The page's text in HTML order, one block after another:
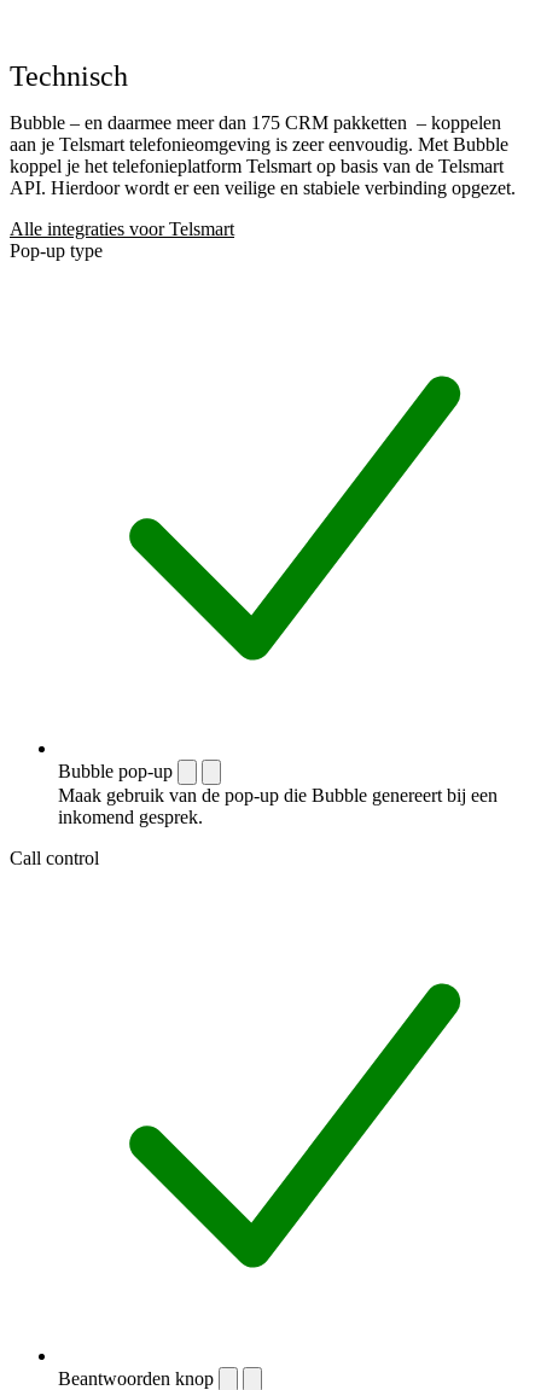
Technisch
Bubble – en daarmee meer dan 175 CRM pakketten – koppelen
aan je Telsmart telefonieomgeving is zeer eenvoudig. Met Bubble
koppel je het telefonieplatform Telsmart op basis van de Telsmart
API. Hierdoor wordt er een veilige en stabiele verbinding opgezet.
Alle integraties voor Telsmart
Pop-up type
Bubble pop-up
Maak gebruik van de pop-up die Bubble genereert bij een
inkomend gesprek.
Call control
Beantwoorden knop